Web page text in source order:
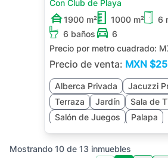
Con Club de Playa
1900 m²
1000 m²
6
6 baños
6
Precio por metro cuadrado:
Precio de venta: MXN
Alberca Privada
Jacuzzi
Terraza
Jardín
Sala de
Salón de Juegos
Palapa
Mostrando 10 de 13 inmuebles